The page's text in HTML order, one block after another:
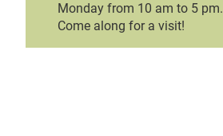
Monday from 10 am to 5 pm.
Come along for a visit!